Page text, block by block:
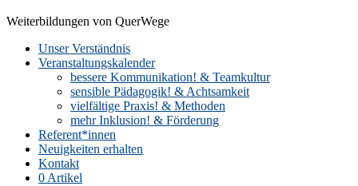
Weiterbildungen von QuerWege
Unser Verständnis
Veranstaltungskalender
bessere Kommunikation! & Teamkultur
sensible Pädagogik! & Achtsamkeit
vielfältige Praxis! & Methoden
mehr Inklusion! & Förderung
Referent*innen
Neuigkeiten erhalten
Kontakt
0 Artikel